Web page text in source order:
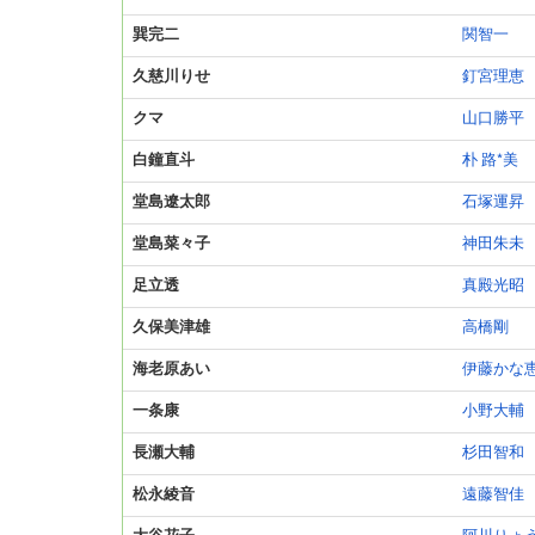
巽完二 関智一
久慈川りせ 釘宮理恵
クマ 山口勝平
白鐘直斗 朴 路*美
堂島遼太郎 石塚運昇
堂島菜々子 神田朱未
足立透 真殿光昭
久保美津雄 高橋剛
海老原あい 伊藤かな
一条康 小野大輔
長瀬大輔 杉田智和
松永綾音 遠藤智佳